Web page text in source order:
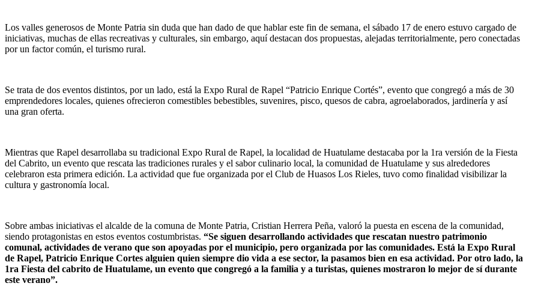
Los valles generosos de Monte Patria sin duda que han dado de que hablar este fin de semana, el sábado 17 de enero estuvo cargado de
iniciativas, muchas de ellas recreativas y culturales, sin embargo, aquí destacan dos propuestas, alejadas territorialmente, pero conectadas
por un factor común, el turismo rural.
Se trata de dos eventos distintos, por un lado, está la Expo Rural de Rapel “Patricio Enrique Cortés”, evento que congregó a más de 30
emprendedores locales, quienes ofrecieron comestibles bebestibles, suvenires, pisco, quesos de cabra, agroelaborados, jardinería y así
una gran oferta.
Mientras que Rapel desarrollaba su tradicional Expo Rural de Rapel, la localidad de Huatulame destacaba por la 1ra versión de la Fiesta
del Cabrito, un evento que rescata las tradiciones rurales y el sabor culinario local, la comunidad de Huatulame y sus alrededores
celebraron esta primera edición. La actividad que fue organizada por el Club de Huasos Los Rieles, tuvo como finalidad visibilizar la
cultura y gastronomía local.
Sobre ambas iniciativas el alcalde de la comuna de Monte Patria, Cristian Herrera Peña, valoró la puesta en escena de la comunidad,
siendo protagonistas en estos eventos costumbristas. “Se siguen desarrollando actividades que rescatan nuestro patrimonio
comunal, actividades de verano que son apoyadas por el municipio, pero organizada por las comunidades. Está la Expo Rural
de Rapel, Patricio Enrique Cortes alguien quien siempre dio vida a ese sector, la pasamos bien en esa actividad. Por otro lado, la
1ra Fiesta del cabrito de Huatulame, un evento que congregó a la familia y a turistas, quienes mostraron lo mejor de sí durante
este verano”.